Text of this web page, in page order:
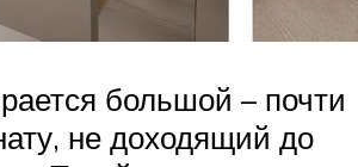
большой – почти
не доходящий до